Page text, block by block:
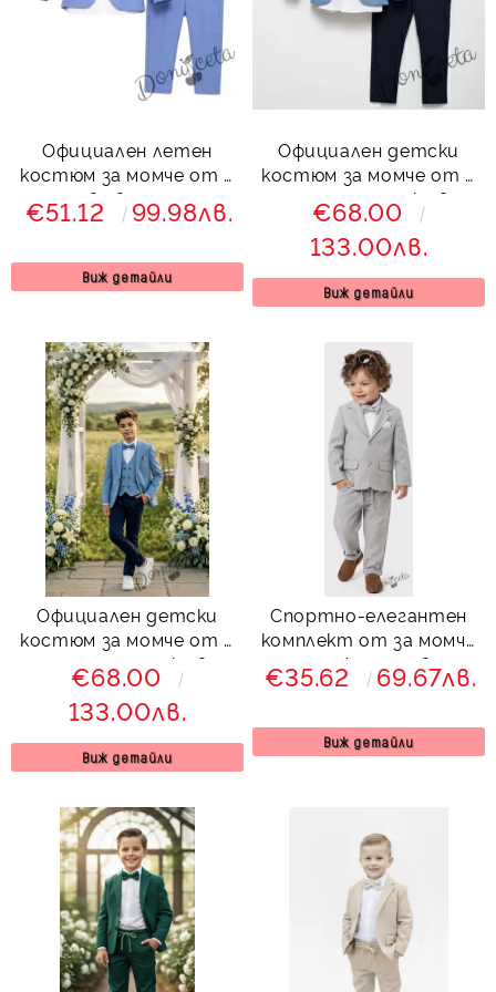
Официален летен
костюм за момче от 4
части в светлосиньо
- риза в бяло, сако с
папийонка
€51.12 99.98лв.
Виж детайли
Официален детски
костюм за момче от 5
части със сако в
синьо и панталон в
тъмносиньо
€68.00
133.00лв.
Виж детайли
Официален детски
костюм за момче от 5
части със сако в
синьо и спортно-
елегантен панталон в
€68.00
133.00лв.
Виж детайли
Спортно-елегантен
комплект от за момче
от 4 части в
светлосиво - риза в
панталон с връзки и
папийонка
€35.62 69.67лв.
Виж детайли